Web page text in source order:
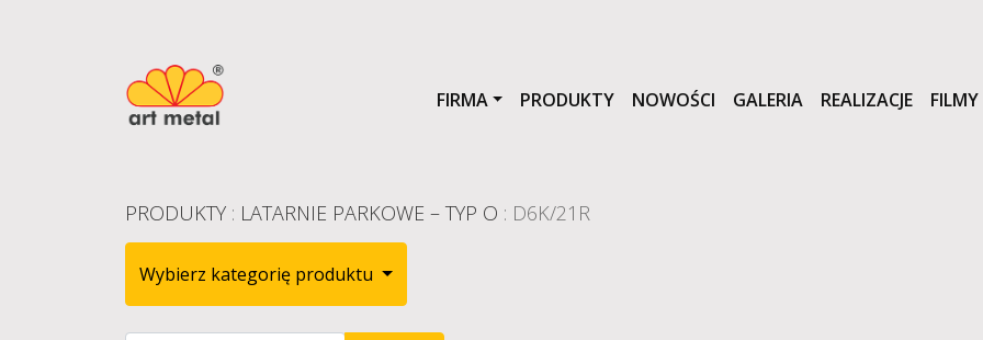
FIRMA PRODUKTY NOWOŚCI GALERIA REALIZACJE FILMY
PRODUKTY : LATARNIE PARKOWE – TYP O : D6K/21R
Wybierz kategorię produktu